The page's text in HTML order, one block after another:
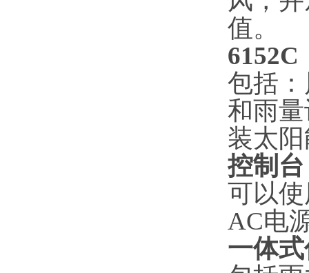
值。
6152C
包括
和雨
装太
控制台
可以
AC电
一体